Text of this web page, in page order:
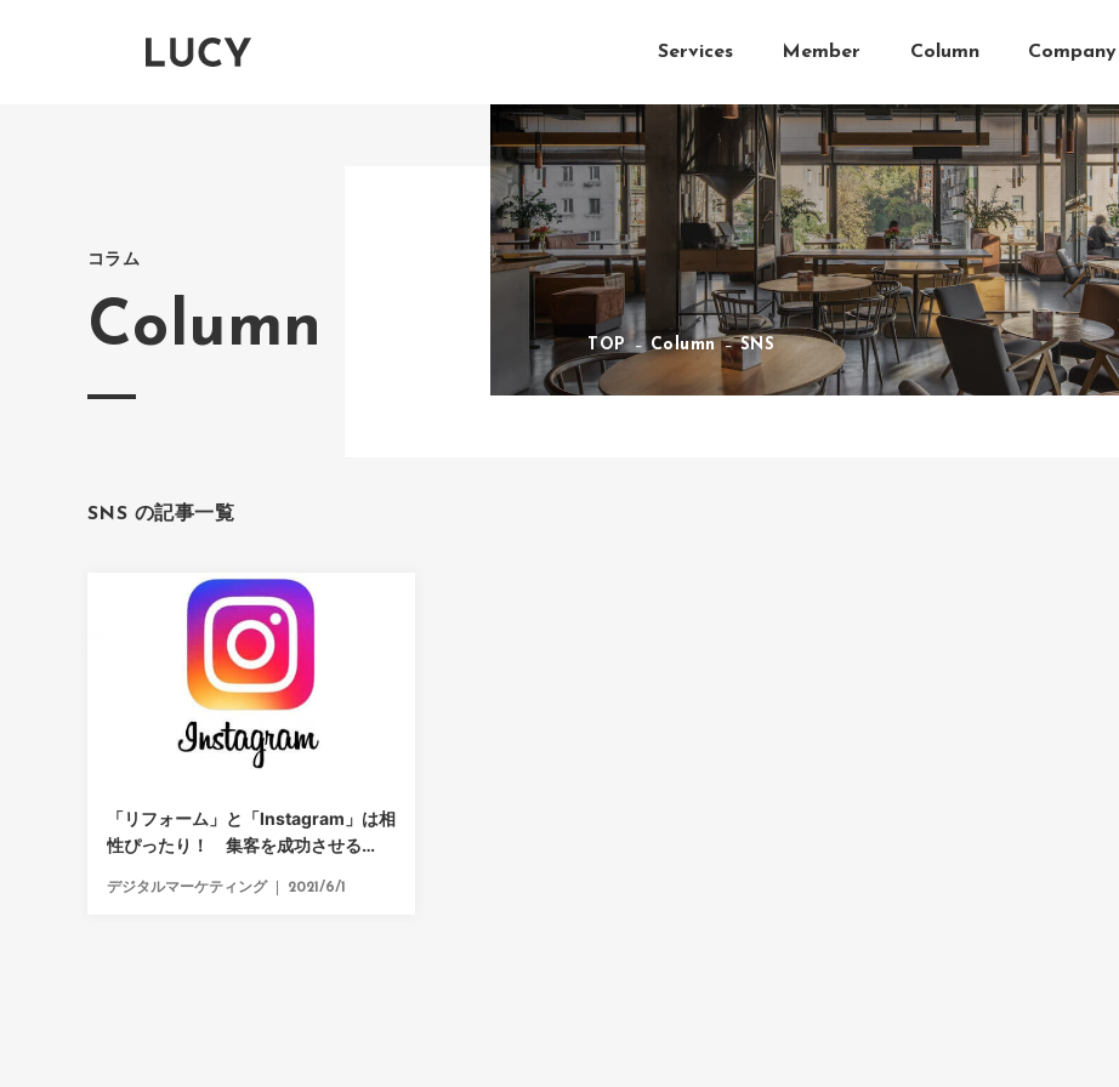
Services Member Column Company
コラム
Column TOP Column SNS
SNS の記事一覧
「リフォーム」と「Instagram」は相
性ぴったり！ 集客を成功させる
デジタルマーケティング 2021/6/1